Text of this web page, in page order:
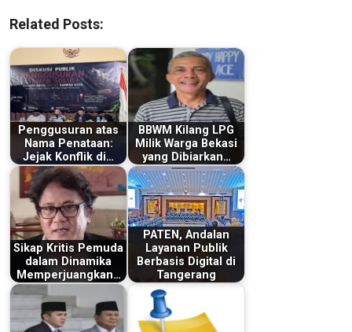
Related Posts:
Penggusuran atas
Nama Penataan:
Jejak Konflik di…
BBWM Kilang LPG
Milik Warga Bekasi
yang Dibiarkan…
Sikap Kritis Pemuda
dalam Dinamika
Memperjuangkan…
PATEN, Andalan
Layanan Publik
Berbasis Digital di
Tangerang